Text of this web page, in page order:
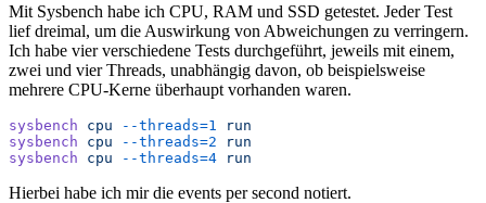
Mit Sysbench habe ich CPU, RAM und SSD getestet. Jeder Test
lief dreimal, um die Auswirkung von Abweichungen zu verringern.
Ich habe vier verschiedene Tests durchgeführt, jeweils mit einem,
zwei und vier Threads, unabhängig davon, ob beispielsweise
mehrere CPU-Kerne überhaupt vorhanden waren.
sysbench cpu --threads=1
run
sysbench cpu --threads=2 run
sysbench cpu --threads=4 run
Hierbei habe ich mir die events per second notiert.